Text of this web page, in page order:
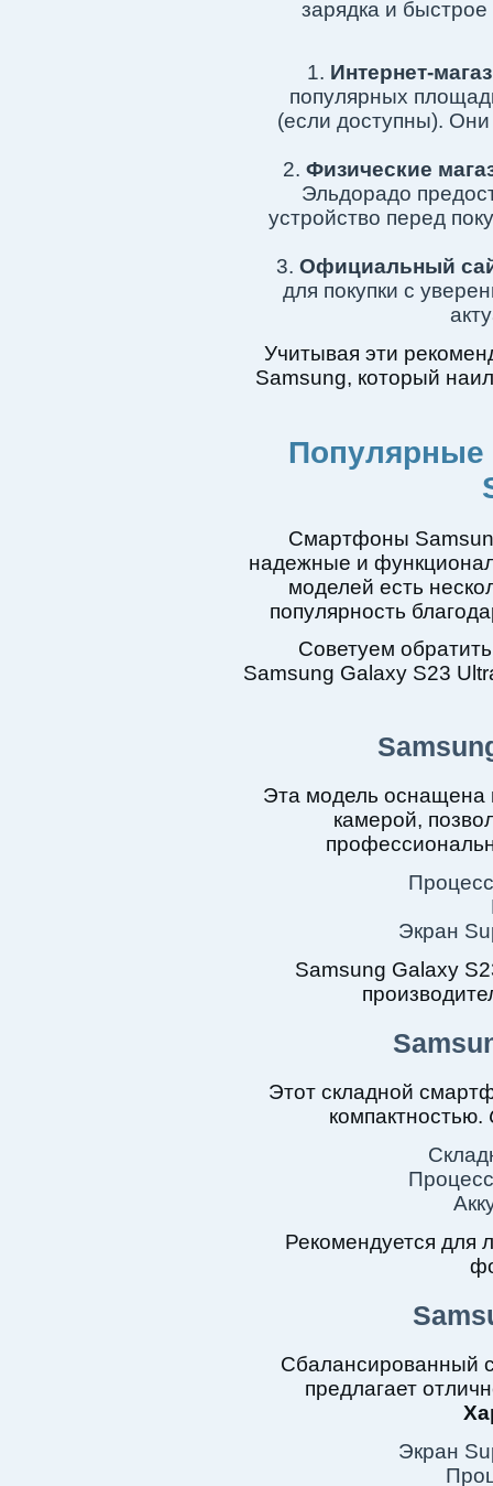
зарядка и
Интернет-
популярных
(если доступны).
Физические
Эльдорадо
устройство перед
Официальный
для покупки с
Учитывая эти
Samsung, который
Смартфоны
надежные и
моделей есть
популярность
Советуем
Samsung Galaxy S23
Эта модель
камерой,
Экран
Samsung Galaxy
Этот складной
компактностью.
Рекомендуется для
Сбалансированный
предлагает
Экран